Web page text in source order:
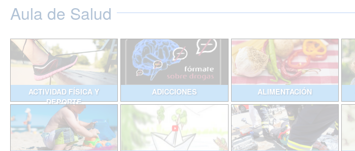
Aula de Salud
ACTIVIDAD FÍSICA Y
DEPORTE
ADICCIONES ALIMENTACIÓN